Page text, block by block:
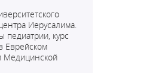
Иерусалима.
педиатрии, курс
Еврейском
Медицинской